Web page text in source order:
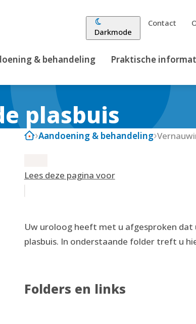
Darkmode
Contact
& behandeling Praktische
plasbuis
Aandoening & behandeling
Lees deze pagina voor
Uw uroloog heeft met u afgesproken
plasbuis. In onderstaande folder treft u
Folders en links